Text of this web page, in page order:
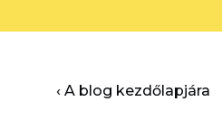
‹ A blog kezdőlapjára